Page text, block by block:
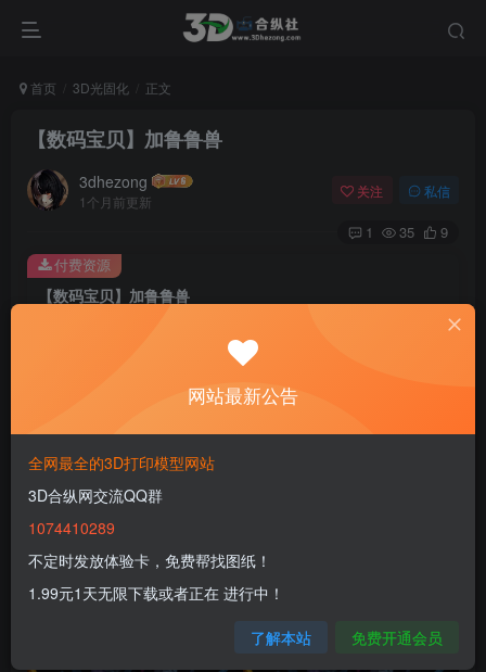
首页 3D光固化 正文
【数码宝贝】加鲁鲁兽
3dhezong
1个月前更新
关注 私信
1 35 9
【数码宝贝】加鲁鲁兽
100
免费
付费资源
网站最新公告
全网最全的3D打印模型网站
3D合纵网交流QQ群
1074410289
不定时发放体验卡，免费帮找图纸！
1.99元1天无限下载或者正在 进行中！
了解本站 免费开通会员